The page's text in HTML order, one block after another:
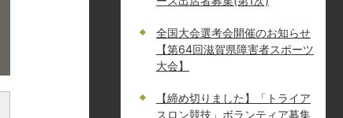
全国大会選考会開催のお知らせ
【第64回滋賀県障害者スポーツ
大会】
【締め切りました】「トライア
スロン競技」ボランティア募集